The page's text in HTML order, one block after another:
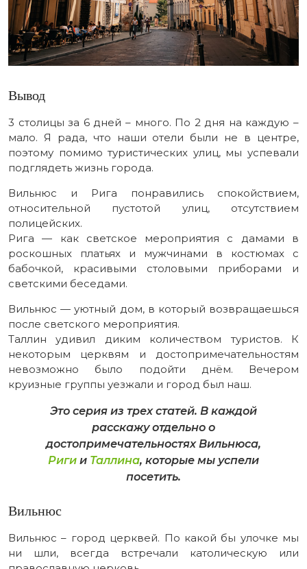
Вывод
3 столицы за 6 дней – много. По 2 дня на каждую –
мало. Я рада, что наши отели были не в центре,
поэтому помимо туристических улиц, мы успевали
подглядеть жизнь города.
Вильнюс и Рига понравились спокойствием,
относительной пустотой улиц, отсутствием
полицейских.
Рига — как светское мероприятия с дамами в
роскошных платьях и мужчинами в костюмах с
бабочкой, красивыми столовыми приборами и
светскими беседами.
Вильнюс — уютный дом, в который возвращаешься
после светского мероприятия.
Таллин удивил диким количеством туристов. К
некоторым церквям и достопримечательностям
невозможно было подойти днём. Вечером
круизные группы уезжали и город был наш.
Это серия из трех статей. В каждой
расскажу отдельно о
достопримечательностях Вильнюса,
Риги и Таллина, которые мы успели
посетить.
Вильнюс
Вильнюс – город церквей. По какой бы улочке мы
ни шли, всегда встречали католическую или